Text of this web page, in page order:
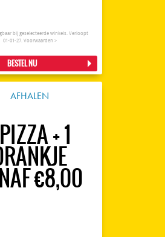
bij geselecteerde winkels. Verloopt
01-01-27. Voorwaarden >
BESTEL NU
AFHALEN
+ 1
€8,00